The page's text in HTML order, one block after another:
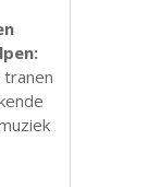
tranen